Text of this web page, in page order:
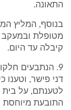
התאונה.
בנוסף, המליץ
מטופלת
קיבלה עד היום.
9. הנתבעים
דני פישר, וטענו
לטענתם, על
התובעת מיוחסת